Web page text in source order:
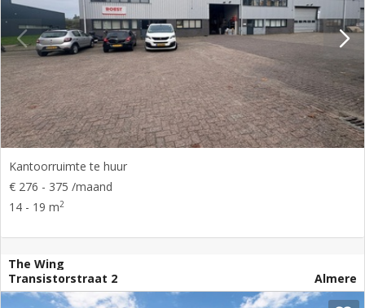
adverteren
Blog
Registreren
Login
Kantoorruimte te huur
€ 276 - 375 /maand
14 - 19 m2
The Wing
Transistorstraat 2
Almere